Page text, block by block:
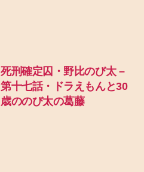
死刑確定囚・野比のび太 –
第十七話・ドラえもんと30
歳ののび太の葛藤